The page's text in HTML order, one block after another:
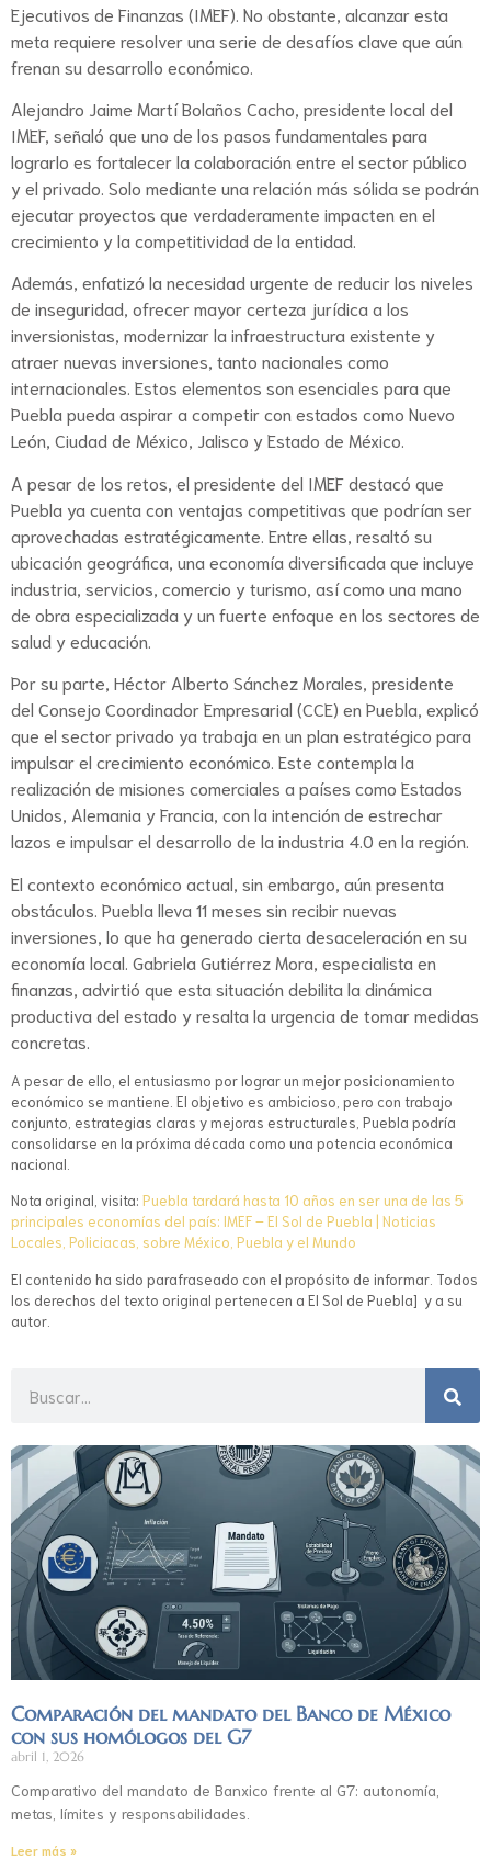
Ejecutivos de Finanzas (IMEF). No obstante, alcanzar esta
meta requiere resolver una serie de desafíos clave que aún
frenan su desarrollo económico.
Alejandro Jaime Martí Bolaños Cacho, presidente local del
IMEF, señaló que uno de los pasos fundamentales para
lograrlo es fortalecer la colaboración entre el sector público
y el privado. Solo mediante una relación más sólida se podrán
ejecutar proyectos que verdaderamente impacten en el
crecimiento y la competitividad de la entidad.
Además, enfatizó la necesidad urgente de reducir los niveles
de inseguridad, ofrecer mayor certeza jurídica a los
inversionistas, modernizar la infraestructura existente y
atraer nuevas inversiones, tanto nacionales como
internacionales. Estos elementos son esenciales para que
Puebla pueda aspirar a competir con estados como Nuevo
León, Ciudad de México, Jalisco y Estado de México.
A pesar de los retos, el presidente del IMEF destacó que
Puebla ya cuenta con ventajas competitivas que podrían ser
aprovechadas estratégicamente. Entre ellas, resaltó su
ubicación geográfica, una economía diversificada que incluye
industria, servicios, comercio y turismo, así como una mano
de obra especializada y un fuerte enfoque en los sectores de
salud y educación.
Por su parte, Héctor Alberto Sánchez Morales, presidente
del Consejo Coordinador Empresarial (CCE) en Puebla, explicó
que el sector privado ya trabaja en un plan estratégico para
impulsar el crecimiento económico. Este contempla la
realización de misiones comerciales a países como Estados
Unidos, Alemania y Francia, con la intención de estrechar
lazos e impulsar el desarrollo de la industria 4.0 en la región.
El contexto económico actual, sin embargo, aún presenta
obstáculos. Puebla lleva 11 meses sin recibir nuevas
inversiones, lo que ha generado cierta desaceleración en su
economía local. Gabriela Gutiérrez Mora, especialista en
finanzas, advirtió que esta situación debilita la dinámica
productiva del estado y resalta la urgencia de tomar medidas
concretas.
A pesar de ello, el entusiasmo por lograr un mejor posicionamiento
económico se mantiene. El objetivo es ambicioso, pero con trabajo
conjunto, estrategias claras y mejoras estructurales, Puebla podría
consolidarse en la próxima década como una potencia económica
nacional.
Nota original, visita: Puebla tardará hasta 10 años en ser una de las 5
principales economías del país: IMEF – El Sol de Puebla | Noticias
Locales, Policiacas, sobre México, Puebla y el Mundo
El contenido ha sido parafraseado con el propósito de informar. Todos
los derechos del texto original pertenecen a El Sol de Puebla] y a su
autor.
Comparación del mandato del Banco de México
con sus homólogos del G7
abril 1, 2026
Comparativo del mandato de Banxico frente al G7: autonomía,
metas, límites y responsabilidades.
Leer más »